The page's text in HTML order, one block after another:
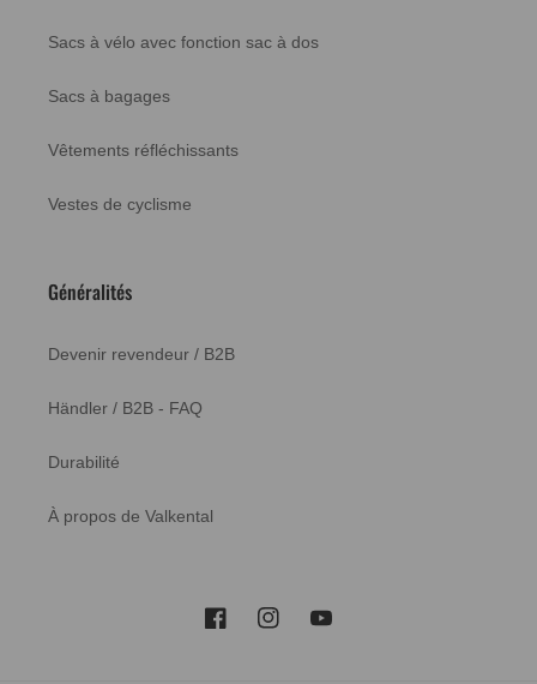
Sacs à vélo avec fonction sac à dos
Sacs à bagages
Vêtements réfléchissants
Vestes de cyclisme
Généralités
Devenir revendeur / B2B
Händler / B2B - FAQ
Durabilité
À propos de Valkental
FacebookInstagramYouTube